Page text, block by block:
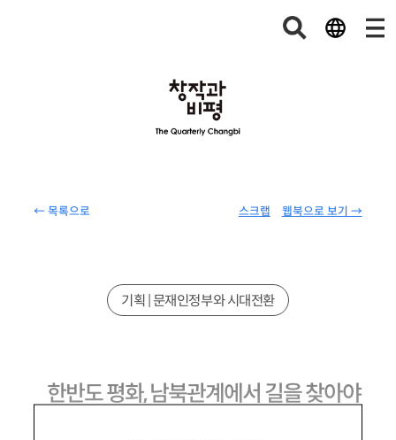
← 목록으로 웹북으로 보기 →
스크랩
기획 | 문재인정부와 시대전환
한반도 평화, 남북관계에서 길을 찾아야